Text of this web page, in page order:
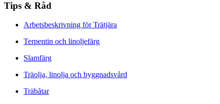
Tips & Råd
Arbetsbeskrivning för Trätjära
Terpentin och linoljefärg
Slamfärg
Träolja, linolja och byggnadsvård
Träbåtar